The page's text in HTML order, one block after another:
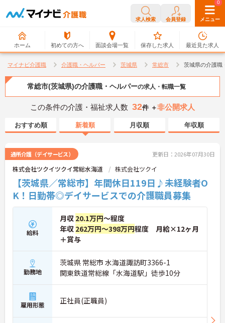
求人検索 会員登録 メニュー
ホーム 初めての方へ 面談会場一覧
0
保存した求人
0
最近見た求人
マイナビ介護職 介護職・ヘルパー 茨城県 常総市 茨城県の介護職
常総市(茨城県)の介護職・ヘルパーの求人・転職一覧
この条件の介護・福祉求人数 32件 ＋非公開求人
おすすめ順 新着順 月収順 年収順
通所介護（デイサービス） 更新日：2026年07月30日
株式会社ツクイツクイ常総水海道 株式会社ツクイ
【茨城県／常総市】年間休日119日♪未経験者O
K！日勤帯◎デイサービスでの介護職員募集
給料
月収 20.1万円～程度
年収 262万円～398万円程度 月給×12ヶ月
＋賞与
勤務地
茨城県 常総市 水海道諏訪町3366-1
関東鉄道常総線「水海道駅」徒歩10分
雇用形態 正社員(正職員)